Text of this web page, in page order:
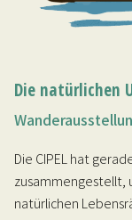
Die natürlichen
Die CIPEL hat
zusammengestellt,
natürlichen